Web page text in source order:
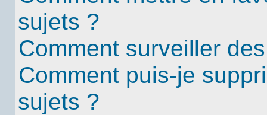
sujets ?
Comment surveiller
Comment puis-je
sujets ?